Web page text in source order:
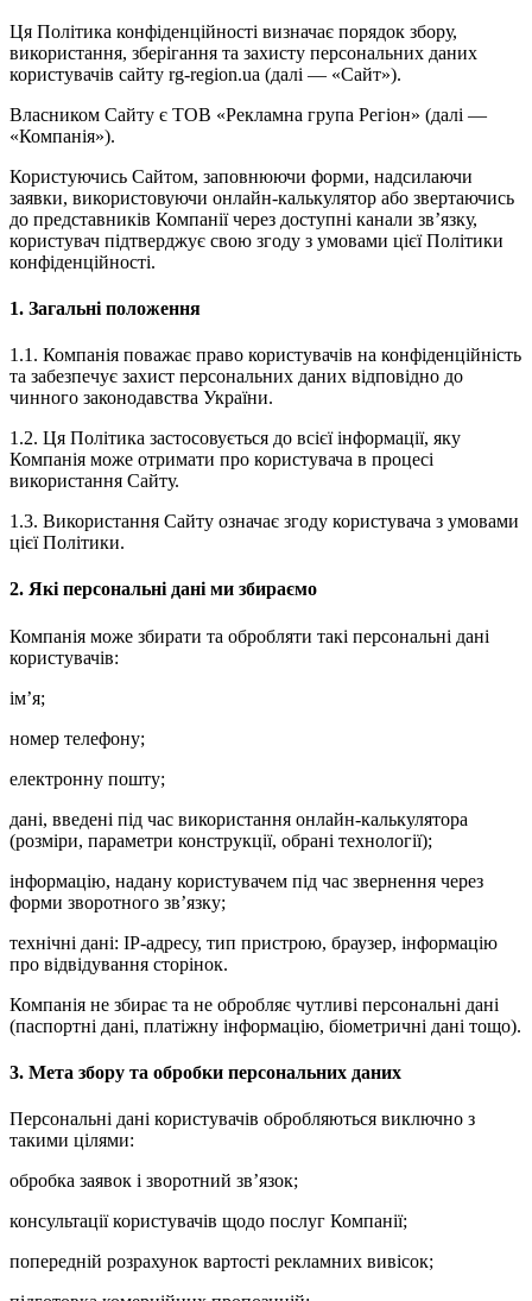
Ця Політика конфіденційності визначає порядок збору,
використання, зберігання та захисту персональних даних
користувачів сайту rg-region.ua (далі — «Сайт»).
Власником Сайту є ТОВ «Рекламна група Регіон» (далі —
«Компанія»).
Користуючись Сайтом, заповнюючи форми, надсилаючи
заявки, використовуючи онлайн-калькулятор або звертаючись
до представників Компанії через доступні канали зв’язку,
користувач підтверджує свою згоду з умовами цієї Політики
конфіденційності.
1. Загальні положення
1.1. Компанія поважає право користувачів на конфіденційність
та забезпечує захист персональних даних відповідно до
чинного законодавства України.
1.2. Ця Політика застосовується до всієї інформації, яку
Компанія може отримати про користувача в процесі
використання Сайту.
1.3. Використання Сайту означає згоду користувача з умовами
цієї Політики.
2. Які персональні дані ми збираємо
Компанія може збирати та обробляти такі персональні дані
користувачів:
ім’я;
номер телефону;
електронну пошту;
дані, введені під час використання онлайн-калькулятора
(розміри, параметри конструкції, обрані технології);
інформацію, надану користувачем під час звернення через
форми зворотного зв’язку;
технічні дані: IP-адресу, тип пристрою, браузер, інформацію
про відвідування сторінок.
Компанія не збирає та не обробляє чутливі персональні дані
(паспортні дані, платіжну інформацію, біометричні дані тощо).
3. Мета збору та обробки персональних даних
Персональні дані користувачів обробляються виключно з
такими цілями:
обробка заявок і зворотний зв’язок;
консультації користувачів щодо послуг Компанії;
попередній розрахунок вартості рекламних вивісок;